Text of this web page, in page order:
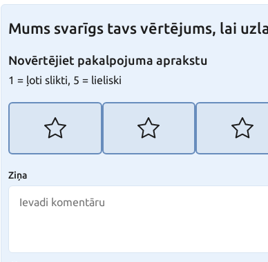
Mums svarīgs tavs vērtējums, lai
Novērtējiet pakalpojuma aprakstu
1 = ļoti slikti, 5 = lieliski
Ziņa